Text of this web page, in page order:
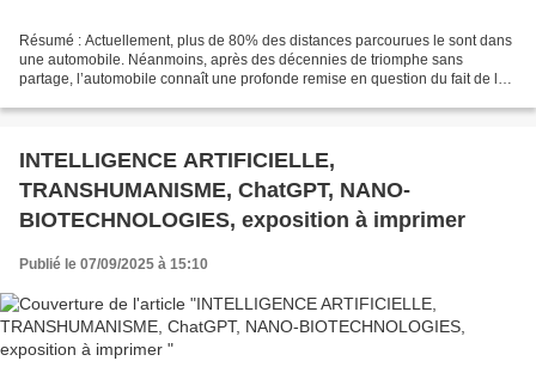
Résumé : Actuellement, plus de 80% des distances parcourues le sont dans
une automobile. Néanmoins, après des décennies de triomphe sans
partage, l’automobile connaît une profonde remise en question du fait de la
INTELLIGENCE ARTIFICIELLE,
TRANSHUMANISME, ChatGPT, NANO-
BIOTECHNOLOGIES, exposition à imprimer
Publié le 07/09/2025 à 15:10